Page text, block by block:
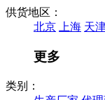
供货地区：
北京 上海 天
更多
类别：